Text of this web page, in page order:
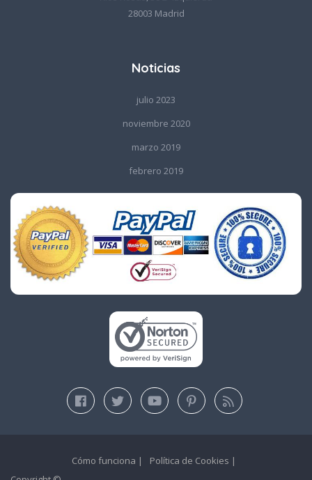
28003 Madrid
Noticias
julio 2023
noviembre 2020
marzo 2019
febrero 2019
Cómo funciona
Política de Cookies